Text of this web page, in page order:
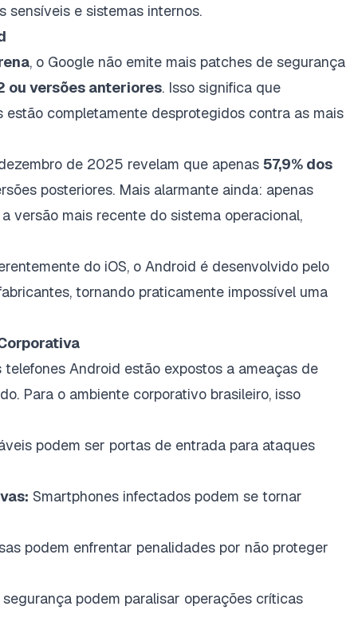
sensíveis e sistemas internos.
, o Google não emite mais patches de segurança
ou versões anteriores. Isso significa que
completamente desprotegidos contra as mais
de 2025 revelam que apenas 57,9% dos
posteriores. Mais alarmante ainda: apenas
versão mais recente do sistema operacional,
do iOS, o Android é desenvolvido pelo
tornando praticamente impossível uma
telefones Android estão expostos a ameaças de
Para o ambiente corporativo brasileiro, isso
podem ser portas de entrada para ataques
Smartphones infectados podem se tornar
podem enfrentar penalidades por não proteger
podem paralisar operações críticas